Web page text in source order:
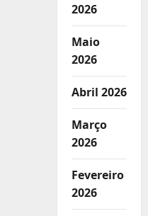
2026
Maio
2026
Abril 2026
Março
2026
Fevereiro
2026